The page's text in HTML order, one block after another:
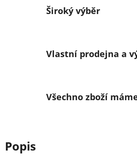
Široký výběr
Vlastní prodejna a
Všechno zboží
Popis